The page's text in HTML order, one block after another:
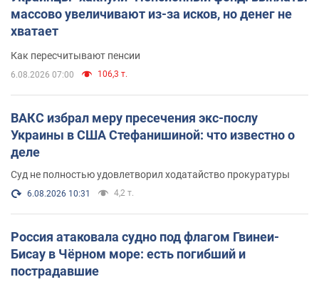
массово увеличивают из-за исков, но денег не
хватает
Как пересчитывают пенсии
6.08.2026 07:00 106,3 т.
ВАКС избрал меру пресечения экс-послу
Украины в США Стефанишиной: что известно о
деле
Суд не полностью удовлетворил ходатайство прокуратуры
6.08.2026 10:31 4,2 т.
Россия атаковала судно под флагом Гвинеи-
Бисау в Чёрном море: есть погибший и
пострадавшие